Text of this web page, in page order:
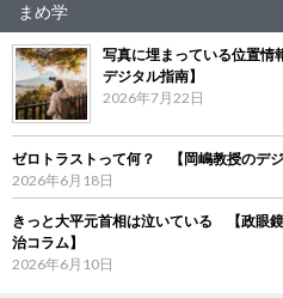
まめ学
写真に埋まっている位置
デジタル指南】
2026年7月22日
ゼロトラストって何？ 【岡嶋教授のデジ
2026年6月18日
きっと大平元首相は泣いている 【政眼
治コラム】
2026年6月10日